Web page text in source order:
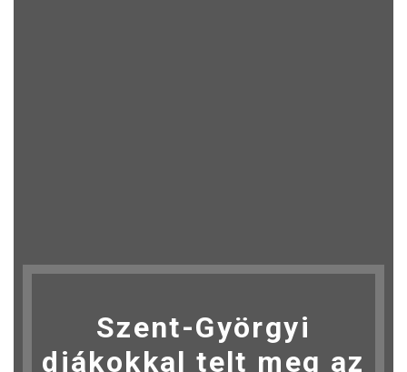
Szent-Györgyi
diákokkal telt meg az